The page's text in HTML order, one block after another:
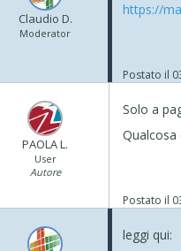
Claudio D.
Moderator
https://
Postato il
PAOLA L.
User
Autore
Solo a
Postato il
leggi qui: